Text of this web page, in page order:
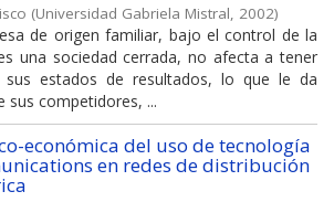
(Universidad Gabriela Mistral, 2002)
de origen familiar, bajo el control de la
una sociedad cerrada, no afecta a tener
sus estados de resultados, lo que le da
sus competidores, ...
económica del uso de tecnología
en redes de distribución